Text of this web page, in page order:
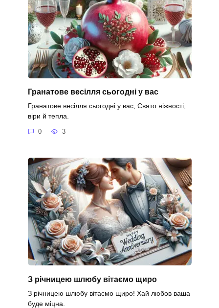
Гранатове весілля сьогодні у вас
Гранатове весілля сьогодні у вас, Свято ніжності,
віри й тепла.
0 3
З річницею шлюбу вітаємо щиро
З річницею шлюбу вітаємо щиро! Хай любов ваша
буде міцна.